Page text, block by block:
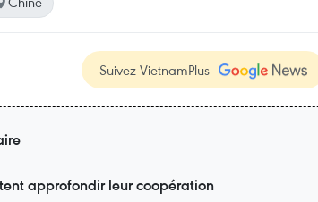
Suivez VietnamPlus
approfondir leur coopération